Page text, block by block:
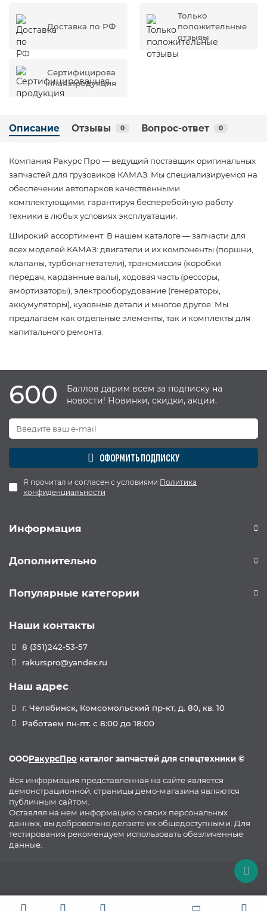
Доставка по РФ
Только
положительные
отзывы
Сертифицирова
нная продукция
Описание Отзывы 0 Вопрос-ответ 0
Компания Ракурс Про — ведущий поставщик оригинальных
запчастей для грузовиков КАМАЗ. Мы специализируемся на
обеспечении автопарков качественными
комплектующими, гарантируя бесперебойную работу
техники в любых условиях эксплуатации.
Широкий ассортимент: В нашем каталоге — запчасти для
всех моделей КАМАЗ: двигатели и их компоненты (поршни,
клапаны, турбонагнетатели), трансмиссия (коробки
передач, карданные валы), ходовая часть (рессоры,
амортизаторы), электрооборудование (генераторы,
аккумуляторы), кузовные детали и многое другое. Мы
предлагаем как отдельные элементы, так и комплекты для
капитального ремонта.
600
Баллов дарим всем за подписку на
новости! Новинки, скидки, акции.
ОФОРМИТЬ ПОДПИСКУ
Я прочитал и согласен с условиями Политика
конфиденциальности
Информация
Дополнительно
Популярные категории
Наши контакты
8 (351)242-53-57
rakurspro@yandex.ru
Наш адрес
г. Челябинск, Комсомольский пр-кт, д. 80, кв. 10
Работаем пн-пт. с 8:00 до 18:00
ОООРакурсПро каталог запчастей для спецтехники ©
Вся информация представленная на сайте является
демонстрационной, страницы демо-магазина являются
публичным сайтом.
Оставляя на нем информацию о своих персональных
данных, вы добровольно делаете их общедоступными. Для
тестирования рекомендуем использовать обезличенные
данные.